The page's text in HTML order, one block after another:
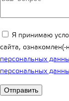
Я принимаю
сайта, ознакомлен(-
персональных
персональных